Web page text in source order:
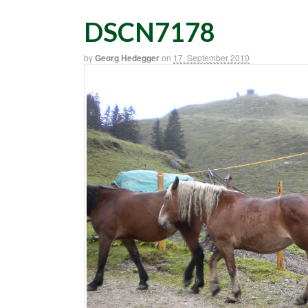
DSCN7178
byGeorg Hedeggeron 17. September 2010